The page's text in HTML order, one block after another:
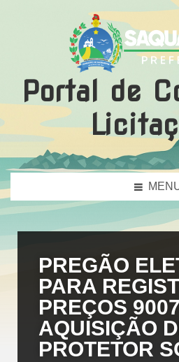
Portal de
PREGÃO
PARA
PREÇOS
AQUISIÇÃO
PROTETOR